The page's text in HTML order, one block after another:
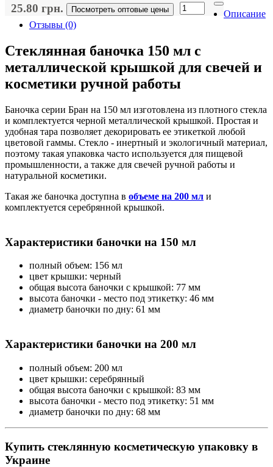
25.80 грн. Посмотреть оптовые цены
Описание
Отзывы (0)
Стеклянная баночка 150 мл с
металлической крышкой для свечей и
косметики ручной работы
Баночка серии Бран на 150 мл изготовлена из плотного стекла
и комплектуется черной металлической крышкой. Простая и
удобная тара позволяет декорировать ее этикеткой любой
цветовой гаммы. Стекло - инертный и экологичный материал,
поэтому такая упаковка часто используется для пищевой
промышленности, а также для свечей ручной работы и
натуральной косметики.
Такая же баночка доступна в объеме на 200 мл и
комплектуется серебрянной крышкой.
Характеристики баночки на 150 мл
полный объем: 156 мл
цвет крышки: черный
общая высота баночки с крышкой: 77 мм
высота баночки - место под этикетку: 46 мм
диаметр баночки по дну: 61 мм
Характеристики баночки на 200 мл
полный объем: 200 мл
цвет крышки: серебрянный
общая высота баночки с крышкой: 83 мм
высота баночки - место под этикетку: 51 мм
диаметр баночки по дну: 68 мм
Купить стеклянную косметическую упаковку в
Украине